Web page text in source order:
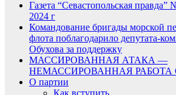
Газета “Севастопольская
2024 г
Командование бригады морской
флота поблагодарило депутата-
Обухова за поддержку
МАССИРОВАННАЯ АТАКА —
НЕМАССИРОВАННАЯ
О партии
Как вступить